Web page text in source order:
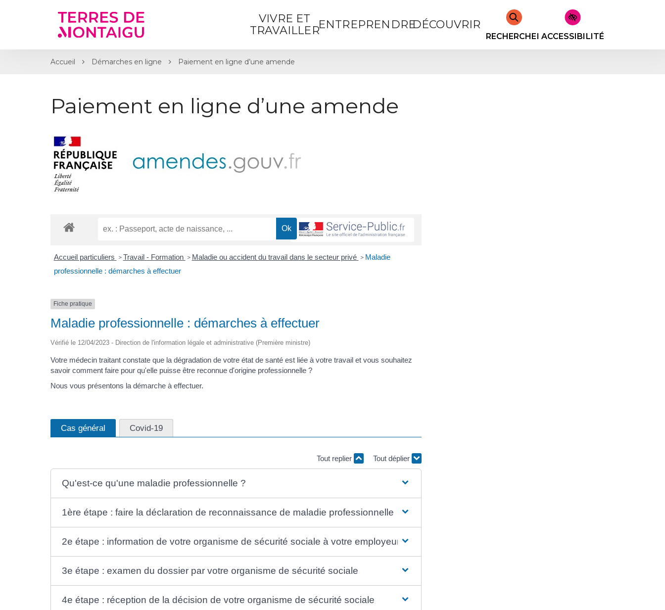
VIVRE ET
TRAVAILLERENTREPRENDREDÉCOUVRIR
RECHERCHERACCESSIBILITÉ
Accueil Démarches en ligne Paiement en ligne d’une amende
Paiement en ligne d’une amende
Accueil particuliers > Travail - Formation > Maladie ou accident du travail dans le secteur privé > Maladie
professionnelle : démarches à effectuer
Fiche pratique
Maladie professionnelle : démarches à effectuer
Vérifié le 12/04/2023 - Direction de l'information légale et administrative (Première ministre)
Votre médecin traitant constate que la dégradation de votre état de santé est liée à votre travail et vous souhaitez
savoir comment faire pour qu'elle puisse être reconnue d'origine professionnelle ?
Nous vous présentons la démarche à effectuer.
Cas général Covid-19
Tout replier Tout déplier
Qu'est-ce qu'une maladie professionnelle ?
1ère étape : faire la déclaration de reconnaissance de maladie professionnelle
2e étape : information de votre organisme de sécurité sociale à votre employeur
3e étape : examen du dossier par votre organisme de sécurité sociale
4e étape : réception de la décision de votre organisme de sécurité sociale